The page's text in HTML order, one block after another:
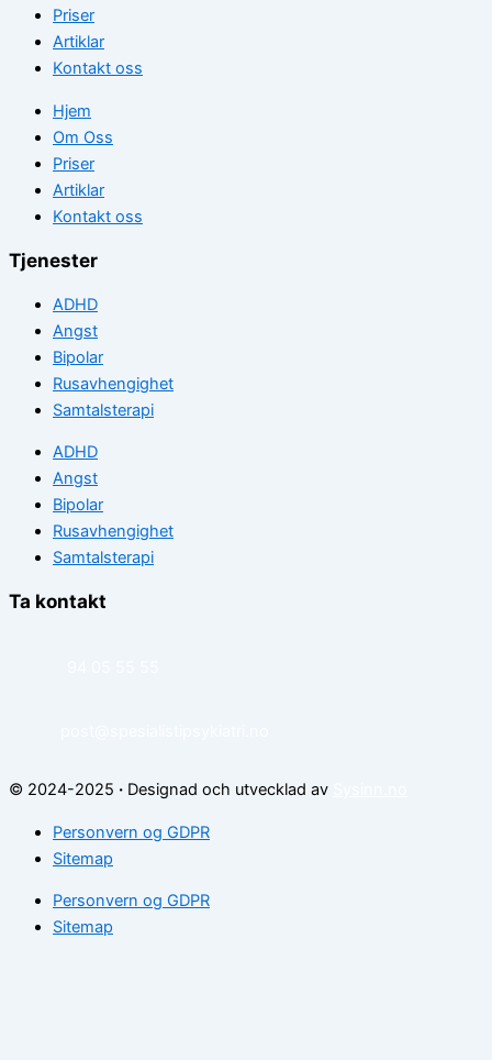
Priser
Artiklar
Kontakt oss
Hjem
Om Oss
Priser
Artiklar
Kontakt oss
Tjenester
ADHD
Angst
Bipolar
Rusavhengighet
Samtalsterapi
ADHD
Angst
Bipolar
Rusavhengighet
Samtalsterapi
Ta kontakt
© 2024-2025 · Designad och utvecklad av
Personvern og GDPR
Sitemap
Personvern og GDPR
Sitemap